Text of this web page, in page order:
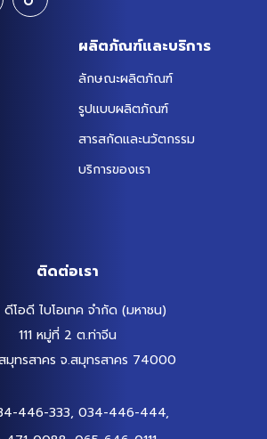
ผลิตภัณฑ์และบริการ
ลักษณะผลิตภัณฑ์
รูปแบบผลิตภัณฑ์
สารสกัดและนวัตกรรม
บริการของเรา
ติดต่อเรา
โอดี ไบโอเทค จำกัด (มหาชน)
111 หมู่ที่ 2 ต.ท่าจีน
มุทรสาคร จ.สมุทรสาคร 74000
446-333, 034-446-444,